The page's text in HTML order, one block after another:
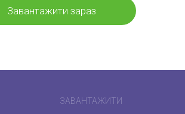
Завантажити зараз
ЗАВАНТАЖИТИ